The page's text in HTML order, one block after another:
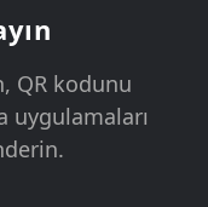
QR kodunu
uygulamaları